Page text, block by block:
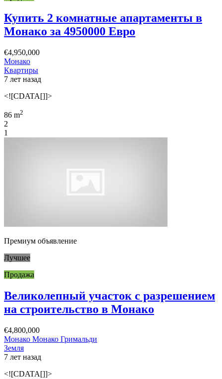
Купить 2 комнатные апартаменты в
Монако за 4950000 Евро
€4,950,000
Монако
Квартиры
7 лет назад
<![CDATA[]]>
86 m2
2
1
Премиум объявление
Лучшее
Продажа
Великолепный участок с разрешением
на строительство в Монако
€4,800,000
Монако Монако Гримальди
Земля
7 лет назад
<![CDATA[]]>